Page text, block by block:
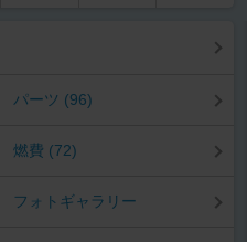
パーツ (96)
燃費 (72)
フォトギャラリー